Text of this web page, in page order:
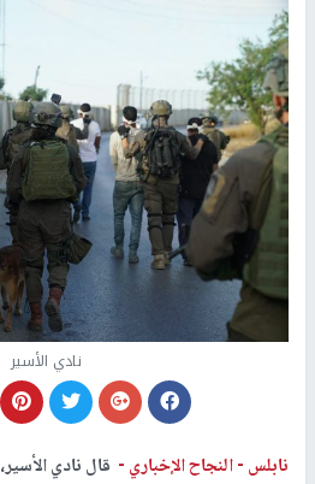
نادي الأسير
نابلس -النجاح الإخباري - قال نادي